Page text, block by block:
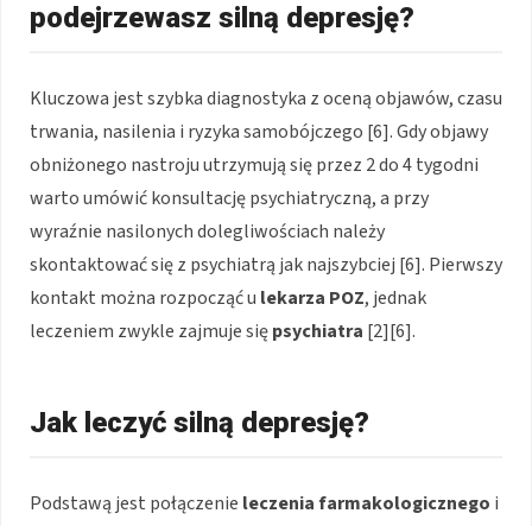
podejrzewasz silną depresję?
Kluczowa jest szybka diagnostyka z oceną objawów, czasu
trwania, nasilenia i ryzyka samobójczego [6]. Gdy objawy
obniżonego nastroju utrzymują się przez 2 do 4 tygodni
warto umówić konsultację psychiatryczną, a przy
wyraźnie nasilonych dolegliwościach należy
skontaktować się z psychiatrą jak najszybciej [6]. Pierwszy
kontakt można rozpocząć u lekarza POZ, jednak
leczeniem zwykle zajmuje siępsychiatra [2][6].
Jak leczyć silną depresję?
Podstawą jest połączenie leczenia farmakologicznego i